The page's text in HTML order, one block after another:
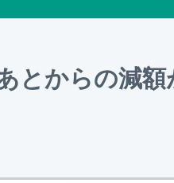
とからの減額